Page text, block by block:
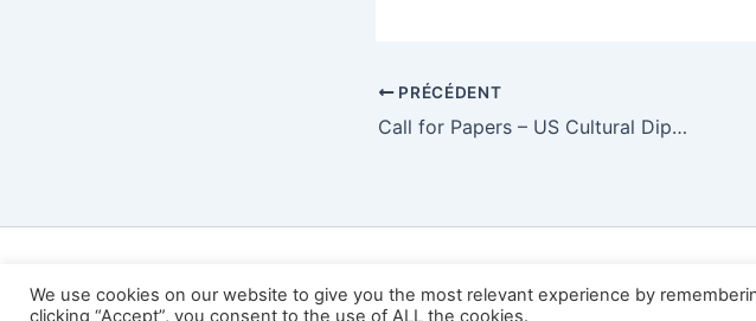
PRÉCÉDENT
Call for Papers – US Cultural Diplomacy after the Cold War, Barcelona 18 March 2022
Copyright © 2026 AFEA
We use cookies on our website to give you the most relevant experience by
clicking “Accept”, you consent to the use of ALL the cookies.